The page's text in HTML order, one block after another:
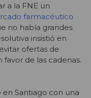
a la FNE un
farmacéutico
no había grandes
insistió en
ofertas de
de las cadenas.
en Santiago con una